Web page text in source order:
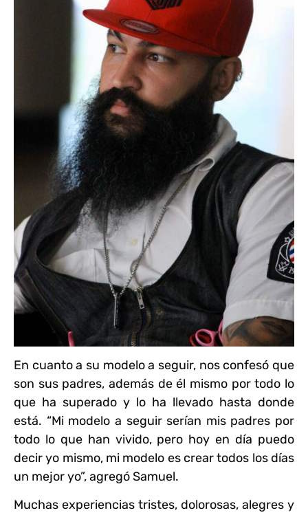
En cuanto a su modelo a seguir, nos confesó que
son sus padres, además de él mismo por todo lo
que ha superado y lo ha llevado hasta donde
está. “Mi modelo a seguir serían mis padres por
todo lo que han vivido, pero hoy en día puedo
decir yo mismo, mi modelo es crear todos los días
un mejor yo”, agregó Samuel.
Muchas experiencias tristes, dolorosas, alegres y